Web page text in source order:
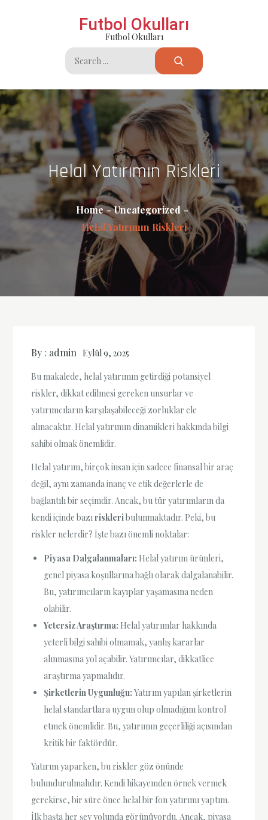
Futbol Okulları
Futbol Okulları
Search
for:
Helal Yatırımın Riskleri
Home
Uncategorized
Helal Yatırımın Riskleri
By : admin Eylül 9, 2025
Bu makalede, helal yatırımın getirdiği potansiyel
riskler, dikkat edilmesi gereken unsurlar ve
yatırımcıların karşılaşabileceği zorluklar ele
alınacaktır. Helal yatırımın dinamikleri hakkında bilgi
sahibi olmak önemlidir.
Helal yatırım, birçok insan için sadece finansal bir araç
değil, aynı zamanda inanç ve etik değerlerle de
bağlantılı bir seçimdir. Ancak, bu tür yatırımların da
kendi içinde bazıriskleribulunmaktadır. Peki, bu
riskler nelerdir? İşte bazı önemli noktalar:
Piyasa Dalgalanmaları: Helal yatırım ürünleri,
genel piyasa koşullarına bağlı olarak dalgalanabilir.
Bu, yatırımcıların kayıplar yaşamasına neden
olabilir.
Yetersiz Araştırma: Helal yatırımlar hakkında
yeterli bilgi sahibi olmamak, yanlış kararlar
alınmasına yol açabilir. Yatırımcılar, dikkatlice
araştırma yapmalıdır.
Şirketlerin Uygunluğu: Yatırım yapılan şirketlerin
helal standartlara uygun olup olmadığını kontrol
etmek önemlidir. Bu, yatırımın geçerliliği açısından
kritik bir faktördür.
Yatırım yaparken, bu riskler göz önünde
bulundurulmalıdır. Kendi hikayemden örnek vermek
gerekirse, bir süre önce helal bir fon yatırımı yaptım.
İlk başta her şey yolunda görünüyordu. Ancak, piyasa